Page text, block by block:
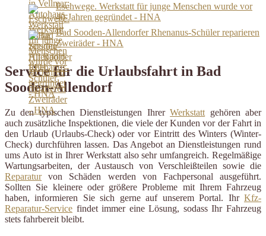
Eschwege. Werkstatt für junge Menschen wurde vor
40 Jahren gegründet - HNA
Bad Sooden-Allendorfer Rhenanus-Schüler reparieren
Zweiräder - HNA
Service für die Urlaubsfahrt in Bad
Sooden-Allendorf
Zu den typischen Dienstleistungen IhrerWerkstatt gehören aber
auch zusätzliche Inspektionen, die viele der Kunden vor der Fahrt in
den Urlaub (Urlaubs-Check) oder vor Eintritt des Winters (Winter-
Check) durchführen lassen. Das Angebot an Dienstleistungen rund
ums Auto ist in Ihrer Werkstatt also sehr umfangreich. Regelmäßige
Wartungsarbeiten, der Austausch von Verschleißteilen sowie die
Reparaturvon Schäden werden von Fachpersonal ausgeführt.
Sollten Sie kleinere oder größere Probleme mit Ihrem Fahrzeug
haben, informieren Sie sich gerne auf unserem Portal. Ihr Kfz-
Reparatur-Service findet immer eine Lösung, sodass Ihr Fahrzeug
stets fahrbereit bleibt.